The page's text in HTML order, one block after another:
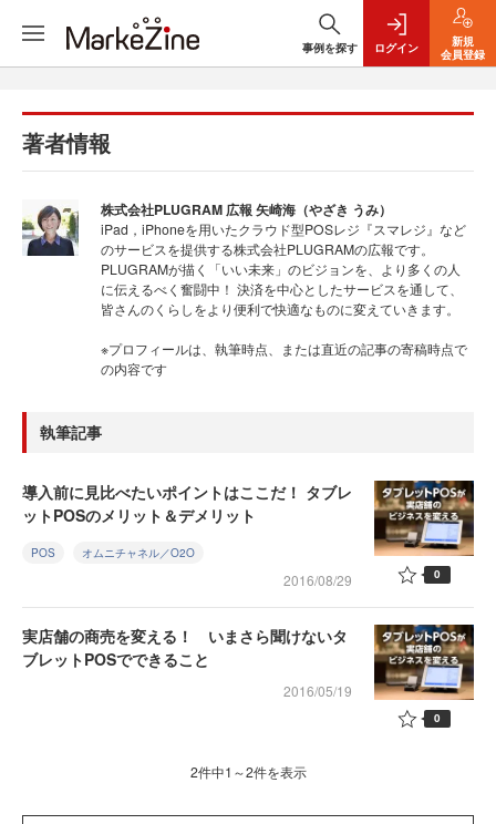
事例を探す ログイン
新規
会員登録
著者情報
株式会社PLUGRAM 広報 矢崎海（やざき うみ）
iPad，iPhoneを用いたクラウド型POSレジ『スマレジ』など
のサービスを提供する株式会社PLUGRAMの広報です。
PLUGRAMが描く「いい未来」のビジョンを、より多くの人
に伝えるべく奮闘中！ 決済を中心としたサービスを通して、
皆さんのくらしをより便利で快適なものに変えていきます。
※プロフィールは、執筆時点、または直近の記事の寄稿時点で
の内容です
執筆記事
導入前に見比べたいポイントはここだ！ タブレ
ットPOSのメリット＆デメリット
POS オムニチャネル／O2O
2016/08/29 0
実店舗の商売を変える！ いまさら聞けないタ
ブレットPOSでできること
2016/05/19
0
2件中1～2件を表示